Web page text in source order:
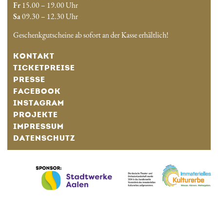
Fr15.00 – 19.00 Uhr
Sa09.30 – 12.30 Uhr
Geschenkgutscheine ab sofort an der Kasse erhältlich!
KONTAKT
TICKETPREISE
PRESSE
FACEBOOK
INSTAGRAM
PROJEKTE
IMPRESSUM
DATENSCHUTZ